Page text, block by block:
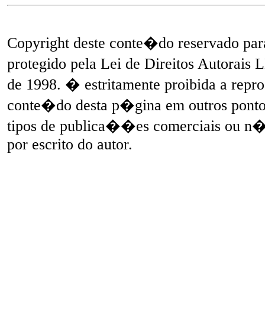
Copyright deste conte�do reservado
protegido pela Lei de Direitos Autorais
de 1998. � estritamente proibida a
conte�do desta p�gina em outros
tipos de publica��es comerciais ou
por escrito do autor.